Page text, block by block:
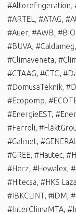
#Altorefrigeration,
#ARTEL , #ATAG,
#Auer, #AWB,
#BUVA, #Caldameg,
#Climaveneta,
#CTAAG, #CTC,
#DomusaTeknik,
#Ecopomp,
#EnergieEST,
#Ferroli,
#Galmet, #GENERAL
#GREE, #Hautec,
#Herz, #Hewalex,
#Hitecsa, #HKS
#IBKCLINT, #iDM,
#InterClimaMTA,